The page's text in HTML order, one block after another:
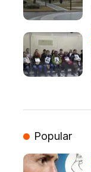
Popular